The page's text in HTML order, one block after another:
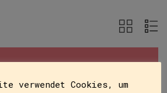
verwendet Cookies, um